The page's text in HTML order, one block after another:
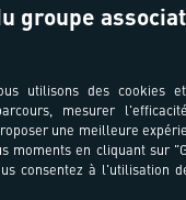
groupe
utilisons des cookies
mesurer
une meilleure
moments en cliquant sur
consentez à l'utilisation